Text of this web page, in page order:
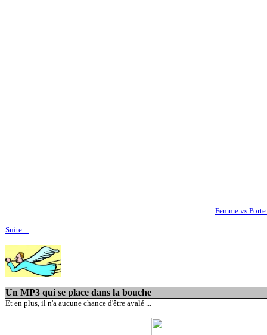
Femme vs
Suite ...
Un MP3 qui se place dans la bouche
Et en plus, il n'a aucune chance d'être avalé ...